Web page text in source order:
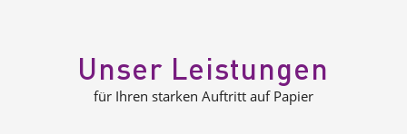
Unser Leistungen
für Ihren starken Auftritt auf Papier